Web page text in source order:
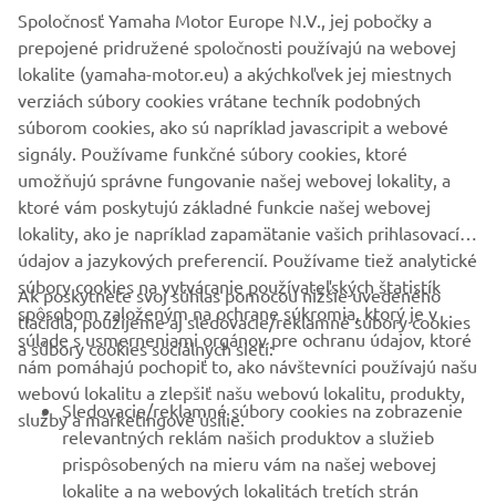
čerstvé. Zabezpečia, aby vaša Yamaha dostala tú najlepšiu
možnú starostlivosť. V prípade akýchkoľvek otázok
navštívte náš vyhľadávač predajcov a nájdite predajcu
Yamaha vo vašej blízkosti.
NÁJDITE PREDAJCU YAMAHA VO SVOJOM OKOLÍ »
FIREMNÉ STRÁNKY
B2B
VIAC YAMAHA
Spoločnosť Yamaha Motor Europe N.V., jej pobočky a
prepojené pridružené spoločnosti používajú na webovej
lokalite (yamaha-motor.eu) a akýchkoľvek jej miestnych
verziách súbory cookies vrátane techník podobných
súborom cookies, ako sú napríklad javascripit a webové
signály. Používame funkčné súbory cookies, ktoré
umožňujú správne fungovanie našej webovej lokality, a
ktoré vám poskytujú základné funkcie našej webovej
lokality, ako je napríklad zapamätanie vašich prihlasovacích
údajov a jazykových preferencií. Používame tiež analytické
súbory cookies na vytváranie používateľských štatistík
spôsobom založeným na ochrane súkromia, ktorý je v
súlade s usmerneniami orgánov pre ochranu údajov, ktoré
nám pomáhajú pochopiť to, ako návštevníci používajú našu
webovú lokalitu a zlepšiť našu webovú lokalitu, produkty,
služby a marketingové úsilie.
Ak poskytnete svoj súhlas pomocou nižšie uvedeného
tlačidla, použijeme aj sledovacie/reklamné súbory cookies
a súbory cookies sociálnych sietí:
Sledovacie/reklamné súbory cookies na zobrazenie
relevantných reklám našich produktov a služieb
prispôsobených na mieru vám na našej webovej
lokalite a na webových lokalitách tretích strán